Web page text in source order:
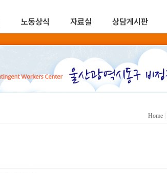
노동상식 자료실 상담게시판
Home